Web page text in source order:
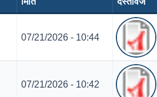
07/21/2026 - 10:44
07/21/2026 - 10:42